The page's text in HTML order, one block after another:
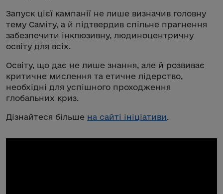
Запуск цієї кампанії не лише визначив головну
тему Саміту, а й підтвердив спільне прагнення
забезпечити інклюзивну, людиноцентричну
освіту для всіх.
Освіту, що дає не лише знання, але й розвиває
критичне мислення та етичне лідерство,
необхідні для успішного проходження
глобальних криз.
Дізнайтеся більше на сайті ініціативи.